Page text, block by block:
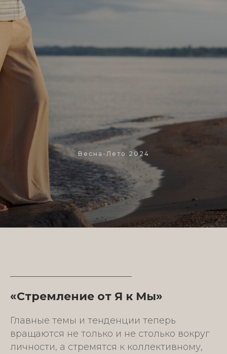
Весна-Лето 2024
«Стремление от Я к Мы»
Главные темы и тенденции теперь
вращаются не только и не столько вокруг
личности, а стремятся к коллективному,